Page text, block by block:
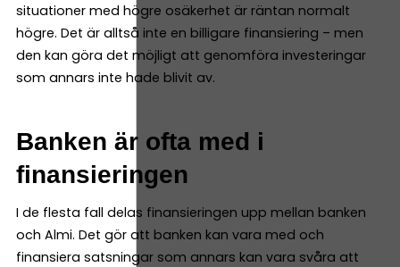
situationer med högre osäkerhet är räntan normalt
högre. Det är alltså inte en billigare finansiering – men
den kan göra det möjligt att genomföra investeringar
som annars inte hade blivit av.
Banken är ofta med i
finansieringen
I de flesta fall delas finansieringen upp mellan banken
och Almi. Det gör att banken kan vara med och
finansiera satsningar som annars kan vara svåra att